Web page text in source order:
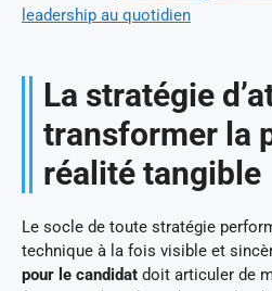
leadership au quotidien
La stratégie
transformer la
réalité tangible
Le socle de toute stratégie
technique à la fois visible et
pour le candidat doit articuler de